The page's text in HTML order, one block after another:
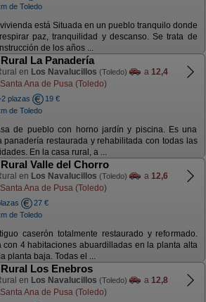
de Toledo
está Situada en un pueblo tranquilo donde
paz, tranquilidad y descanso. Se trata de
de los años ...
La Panadería
en Los Navalucillos (Toledo) a 12,4
Ana de Pusa (Toledo)
plazas
19 €
de Toledo
de pueblo con horno jardín y piscina. Es una
panadería restaurada y rehabilitada con todas las
En la casa rural, a ...
Valle del Chorro
en Los Navalucillos (Toledo) a 12,6
Ana de Pusa (Toledo)
27 €
de Toledo
caserón totalmente restaurado y reformado.
con 4 habitaciones abuardilladas en la planta alta
planta baja. Todas el ...
Los Enebros
en Los Navalucillos (Toledo) a 12,8
Ana de Pusa (Toledo)